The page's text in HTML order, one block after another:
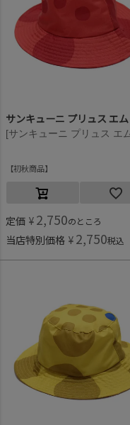
サンキューニ プリュス エム
初秋商品
定価 ¥ 2,750のところ
当店特別価格 ¥ 2,750税込